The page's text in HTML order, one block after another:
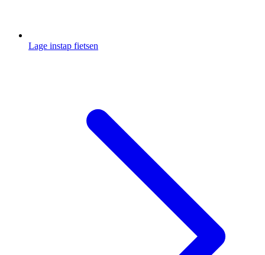
Lage instap fietsen